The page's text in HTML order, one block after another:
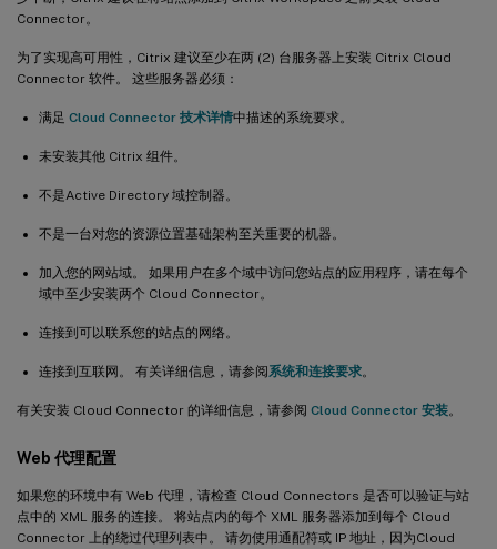
Connector。
为了实现高可用性，Citrix 建议至少在两 (2) 台服务器上安装 Citrix Cloud
Connector 软件。 这些服务器必须：
满足 Cloud Connector 技术详情中描述的系统要求。
未安装其他 Citrix 组件。
不是Active Directory 域控制器。
不是一台对您的资源位置基础架构至关重要的机器。
加入您的网站域。 如果用户在多个域中访问您站点的应用程序，请在每个
域中至少安装两个 Cloud Connector。
连接到可以联系您的站点的网络。
连接到互联网。 有关详细信息，请参阅系统和连接要求。
有关安装 Cloud Connector 的详细信息，请参阅 Cloud Connector 安装。
Web 代理配置
如果您的环境中有 Web 代理，请检查 Cloud Connectors 是否可以验证与站
点中的 XML 服务的连接。 将站点内的每个 XML 服务器添加到每个 Cloud
Connector 上的绕过代理列表中。 请勿使用通配符或 IP 地址，因为Cloud